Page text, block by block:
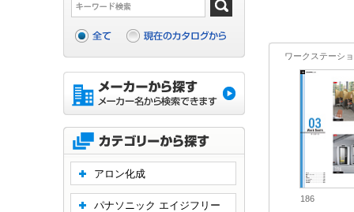
ワークステーシ
186
アロン化成
パナソニック エイジフリー